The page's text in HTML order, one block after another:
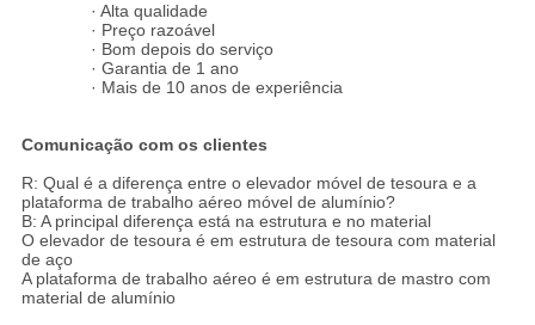
· Alta qualidade
· Preço razoável
· Bom depois do serviço
· Garantia de 1 ano
· Mais de 10 anos de experiência
Comunicação com os clientes
R: Qual é a diferença entre o elevador móvel de tesoura e a
plataforma de trabalho aéreo móvel de alumínio?
B: A principal diferença está na estrutura e no material
O elevador de tesoura é em estrutura de tesoura com material
de aço
A plataforma de trabalho aéreo é em estrutura de mastro com
material de alumínio